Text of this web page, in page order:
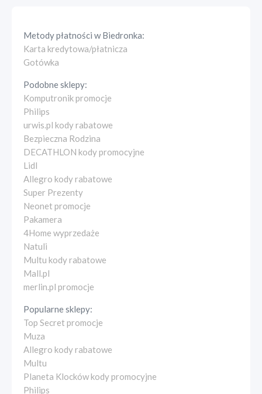
Metody płatności wBiedronka:
Karta kredytowa/płatnicza
Gotówka
Podobne sklepy:
Komputronik promocje
Philips
urwis.pl kody rabatowe
Bezpieczna Rodzina
DECATHLON kody promocyjne
Lidl
Allegro kody rabatowe
Super Prezenty
Neonet promocje
Pakamera
4Home wyprzedaże
Natuli
Multu kody rabatowe
Mall.pl
merlin.pl promocje
Popularne sklepy:
Top Secret promocje
Muza
Allegro kody rabatowe
Multu
Planeta Klocków kody promocyjne
Philips